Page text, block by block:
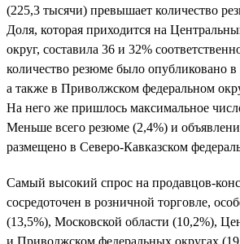
(225,3 тысячи) превышает количество
Доля, которая приходится на
округ, составила 36 и 32%
количество резюме было опубликовано
а также в Приволжском федеральном
На него же пришлось максимальное
Меньше всего резюме (2,4%) и
размещено в Северо-Кавказском
Самый высокий спрос на продавцов-
сосредоточен в розничной торговле,
(13,5%), Московской области (10,2%),
и Приволжском федеральных округах